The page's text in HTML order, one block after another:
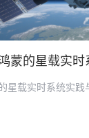
蒙的星载实时
星载实时系统实践